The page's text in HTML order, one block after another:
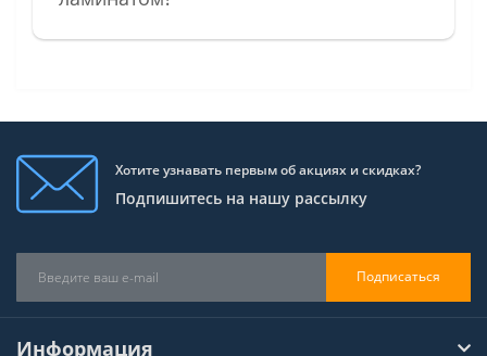
Хотите узнавать первым об акциях и скидках?
Подпишитесь на нашу рассылку
Подписаться
Информация